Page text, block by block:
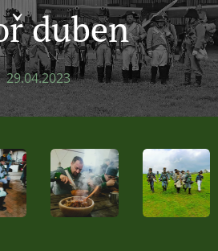
duben
29.04.2023